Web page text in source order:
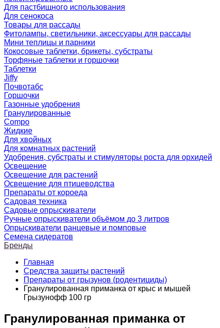
Для пастбищного использования
Для сенокоса
Товары для рассады
Фитолампы, светильники, аксессуары для рассады
Мини теплицы и парники
Кокосовые таблетки, брикеты, субстраты
Торфяные таблетки и горшочки
Таблетки
Jiffy
Почвотабс
Горшочки
Газонные удобрения
Гранулированные
Compo
Жидкие
Для хвойных
Для комнатных растений
Удобрения, субстраты и стимуляторы роста для орхидей
Освещение
Освещение для растений
Освещение для птицеводства
Препараты от короеда
Садовая техника
Садовые опрыскиватели
Ручные опрыскиватели объёмом до 3 литров
Опрыскиватели ранцевые и помповые
Семена сидератов
Бренды
Главная
Средства защиты растений
Препараты от грызунов (родентициды)
Гранулированная приманка от крыс и мышей
Грызунофф 100 гр
Гранулированная приманка от